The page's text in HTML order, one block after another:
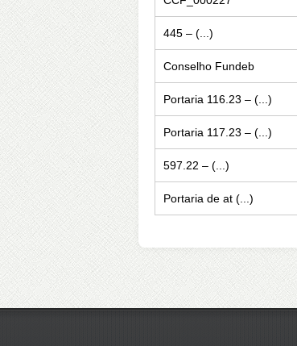
445 – (...)
Conselho Fundeb
Portaria 116.23 – (...)
Portaria 117.23 – (...)
597.22 – (...)
Portaria de at (...)